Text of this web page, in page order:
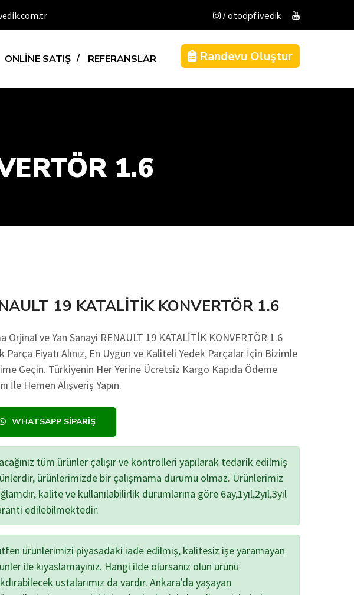
/ otodpf.ivedik
ONLİNE SATIŞ REFERANSLAR Randevu Oluştur
1.6
19 KATALİTİK KONVERTÖR 1.6
Orjinal ve Yan Sanayi RENAULT 19 KATALİTİK KONVERTÖR 1.6
Parça Fiyatı Alınız, En Uygun ve Kaliteli Yedek Parçalar İçin Bizimle
Geçin. Türkiyenin Her Yerine Ücretsiz Kargo Kapıda Ödeme
İle Hemen Alışveriş Yapın.
WHATSAPP SIPARIŞ
tüm ürünler çalışır ve kontrolleri yapılarak tedarik edilmiş
ürünlerimizde bir çalışmama durumu olmaz. Ürünlerimiz
kalite ve kullanılabilirlik durumlarına göre 6ay,1yıl,2yıl,3yıl
edilebilmektedir.
ürünlerimizi piyasadaki iade edilmiş, kalitesiz işe yaramayan
ile kıyaslamayınız. Hangi ilde olursanız olun ürünü
ustalarımız da vardır. Ankara'da yaşayan